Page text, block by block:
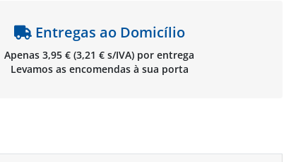
Entregas ao Domicílio
Apenas 3,95 € (3,21 € s/IVA) por entrega
Levamos as encomendas à sua porta